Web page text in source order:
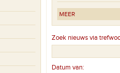
MEER
Zoek nieuws via
Datum van: